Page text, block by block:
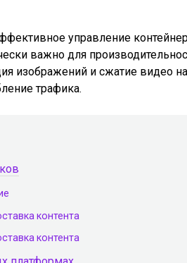
управление
важно для
изображений и сжатие видео
трафика.
контента
контента